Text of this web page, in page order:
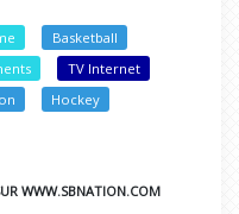
Basketball
TV Internet
Hockey
WWW.SBNATION.COM